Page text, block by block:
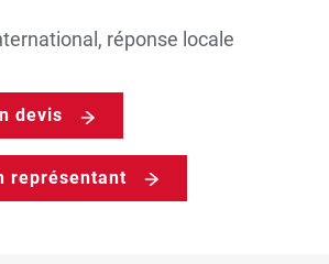
réponse locale
devis
représentant